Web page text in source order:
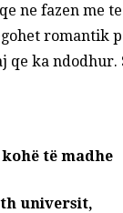
ne fazen me
romantik
qe ka ndodhur.
të madhe
universit,